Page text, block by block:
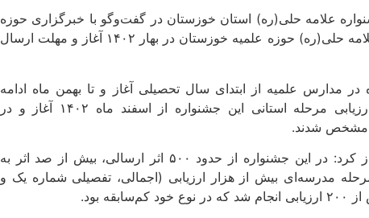
علامه حلی(ره) استان خوزستان در گفت‌وگو با خبرگزاری حوزه
از اهواز، اظهار داشت: هشتمین جشنواره علامه حلی(ره) حوزه علمیه خوزستان در بهار ۱۴۰۲ آغاز و مهلت ارسال
در مدارس علمیه از ابتدای سال تحصیلی آغاز و تا بهمن ماه ادامه
داشت و بعد از ارزیابی مدارس، فرآیند ارزیابی مرحله استانی این جشنواره از اسفند ماه ۱۴۰۲ آغاز و در
مشخص شدند.
معاون پژوهش حوزه علمیه خوزستان، ابراز کرد: در این جشنواره از حدود ۵۰۰ اثر ارسالی، بیش از صد اثر به
مدرسه‌ای بیش از هزار ارزیابی (اجمالی، تفصیلی شماره یک و